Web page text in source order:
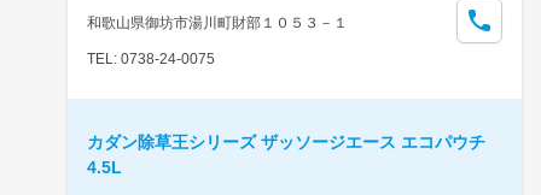
和歌山県御坊市湯川町財部１０５３－１
TEL: 0738-24-0075
カダン除草王シリーズ ザッソージエース エコパウチ
4.5L